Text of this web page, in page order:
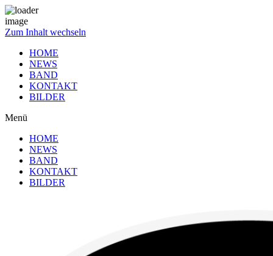
Zum Inhalt wechseln
HOME
NEWS
BAND
KONTAKT
BILDER
Menü
HOME
NEWS
BAND
KONTAKT
BILDER